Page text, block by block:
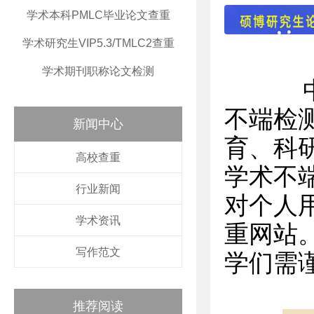
学术本科PMLC毕业论文查重
学术研究生VIP5.3/TMLC2查重
学术期刊职称论文检测
新闻中心
高校查重
行业新闻
学术资讯
写作范文
推荐阅读
中
不端检
育、科
学术不
对个人
重网站
学们需